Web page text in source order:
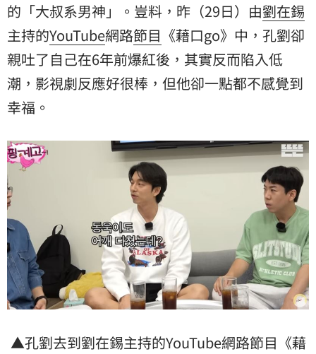
的「大叔系男神」。豈料，昨（29日）由劉在錫
主持的YouTube網路節目 《藉口go》中，孔劉卻
親吐了自己在6年前爆紅後，其實反而陷入低
潮 ，影視劇反應好很棒，但他卻一點都不感覺到
幸福。
▲孔劉去到劉在錫主持的YouTube網路節目《藉